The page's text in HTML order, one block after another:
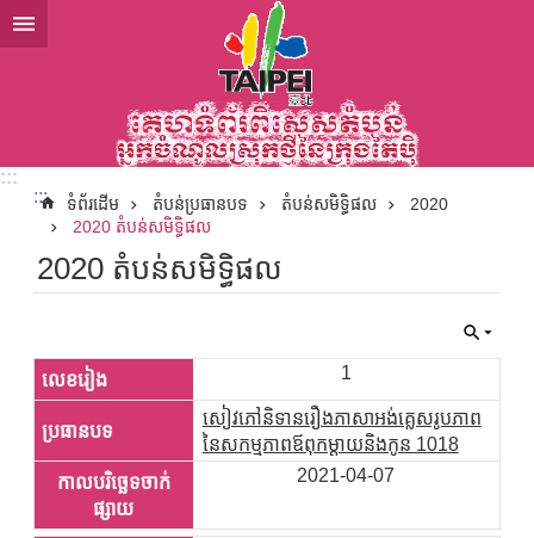
ទៅកាន់មាតិកាប្លុកមាតិកាសំខាន់
:::
:::
ទំព័រដើម តំបន់ប្រធានបទ តំបន់សមិទ្ធិផល
2020
2020 តំបន់សមិទ្ធិផល
2020 តំបន់សមិទ្ធិផល
1
សៀវភៅនិទានរឿងភាសាអង់គ្លេសរូបភាព
នៃសកម្មភាពឪពុកម្តាយនិងកូន 1018
2021-04-07